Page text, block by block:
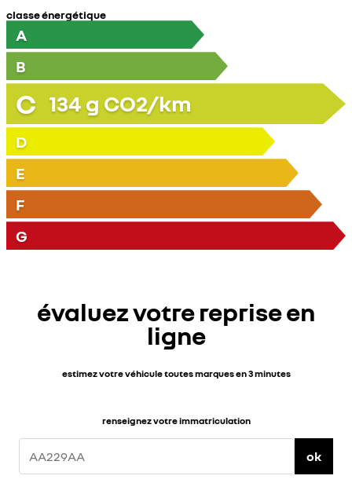
classe énergétique
A
B
C 134 g CO2/km
D
E
F
G
évaluez votre reprise en
ligne
estimez votre véhicule toutes marques en 3 minutes
renseignez votre immatriculation
ok